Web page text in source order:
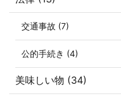
交通事故 (7)
公的手続き (4)
美味しい物 (34)